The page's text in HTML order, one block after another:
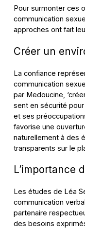
Pour surmonter ces
communication
approches ont fait
Créer un
La confiance
communication
par Medoucine,
sent en sécurité
et ses
favorise une
naturellement à des
transparents sur le
L’importance
Les études de Léa
communication
partenaire
des besoins